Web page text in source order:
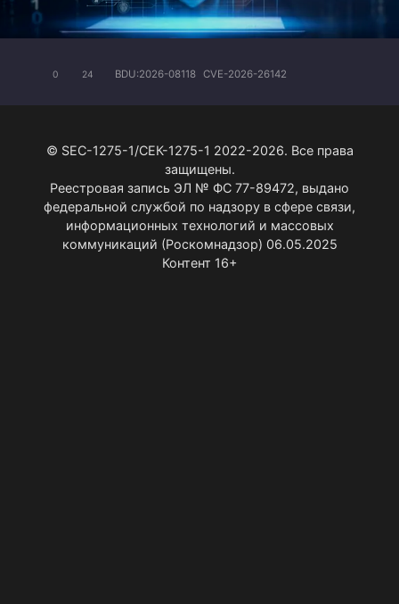
0 24 BDU:2026-08118 CVE-2026-26142
© SEC-1275-1/СЕК-1275-1 2022-2026. Все права
защищены.
Реестровая запись ЭЛ № ФС 77-89472, выдано
федеральной службой по надзору в сфере связи,
информационных технологий и массовых
коммуникаций (Роскомнадзор) 06.05.2025
Контент 16+